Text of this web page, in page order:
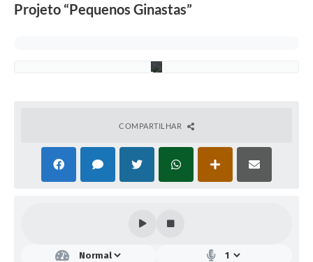
Projeto “Pequenos Ginastas”
m
COMPARTILHAR